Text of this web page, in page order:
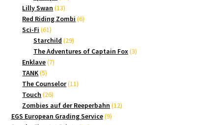
Lilly Swan 1313
Produkte
Red Riding Zombi 66
Sci-Fi 6161
Produkte
Starchild 2929
Produkte
The Adventures of Captain Fox 33
Enklave 77
TANK 55
Produkte
The Counselor 1111
Touch 2626
Produkte
Zombies auf der Reeperbahn 1212
EGS European Grading Service 99